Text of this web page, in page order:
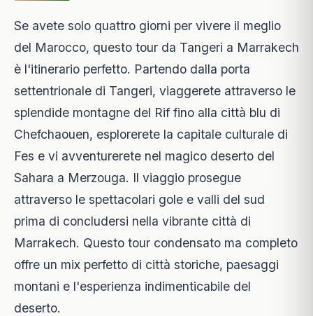
Se avete solo quattro giorni per vivere il meglio
del Marocco, questo tour da Tangeri a Marrakech
è l'itinerario perfetto. Partendo dalla porta
settentrionale di Tangeri, viaggerete attraverso le
splendide montagne del Rif fino alla città blu di
Chefchaouen, esplorerete la capitale culturale di
Fes e vi avventurerete nel magico deserto del
Sahara a Merzouga. Il viaggio prosegue
attraverso le spettacolari gole e valli del sud
prima di concludersi nella vibrante città di
Marrakech. Questo tour condensato ma completo
offre un mix perfetto di città storiche, paesaggi
montani e l'esperienza indimenticabile del
deserto.